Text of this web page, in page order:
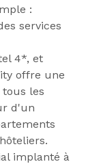
:
services
4*, et
offre une
tous les
d'un
implanté à